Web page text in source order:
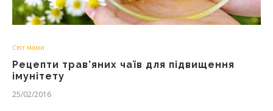
Світ мами
Рецепти трав’яних чаїв для підвищення
імунітету
25/02/2016